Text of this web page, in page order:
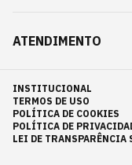
ATENDIMENTO
INSTITUCIONAL
TERMOS DE USO
POLÍTICA DE COOKIES
POLÍTICA DE
LEI DE TRANSPARÊNCIA